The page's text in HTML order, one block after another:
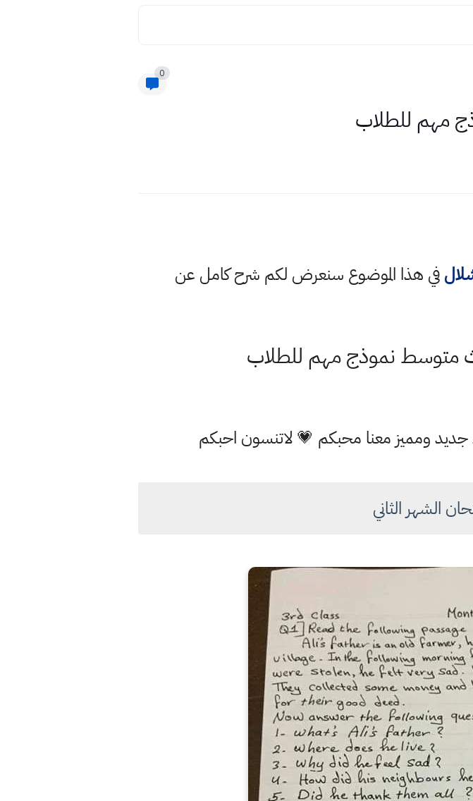
0
مهم للطلاب
في هذا الموضوع سنعرض لكم شرح كامل عن
متوسط نموذج مهم للطلاب
جديد ومميز معنا محبكم 💗 لاتنسون احبكم
الشهر الثاني